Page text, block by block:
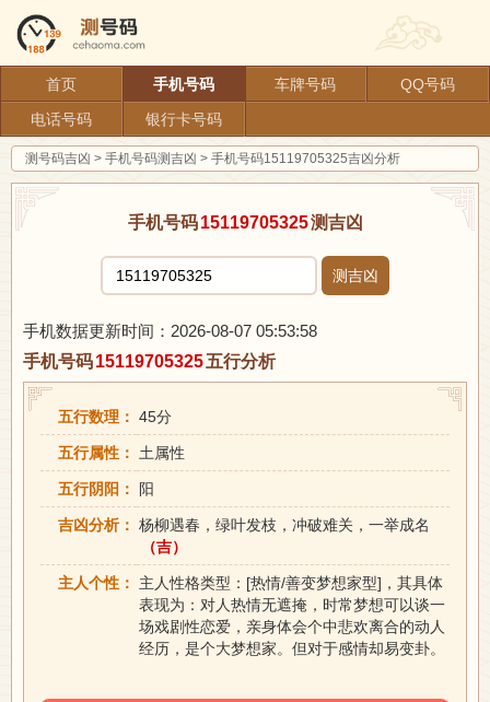
首页 手机号码 车牌号码
QQ号码
电话号码
银行卡号码
测号码吉凶 > 手机号码测吉凶 > 手机号码15119705325吉凶分析
手机号码 15119705325测吉凶
测吉凶
手机数据更新时间：2026-08-07 05:53:58
手机号码15119705325五行分析
五行数理： 45分
五行属性： 土属性
五行阴阳： 阳
吉凶分析： 杨柳遇春，绿叶发枝，冲破难关，一举成名
（吉）
主人个性：
主人性格类型：[热情/善变梦想家型]，其具体
表现为：对人热情无遮掩，时常梦想可以谈一
场戏剧性恋爱，亲身体会个中悲欢离合的动人
经历，是个大梦想家。但对于感情却易变卦。